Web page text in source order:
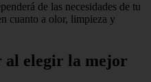
de las necesidades de tu
cuanto a olor, limpieza y
al elegir la mejor